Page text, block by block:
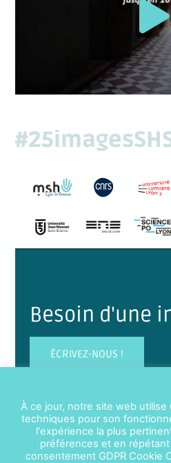
Besoin d'une
ÉCRIVEZ-NOUS !
À ce jour, notre site web
techniques pour son
l'expérience la plus
préférences et en répétant
consentement GDPR Cookie